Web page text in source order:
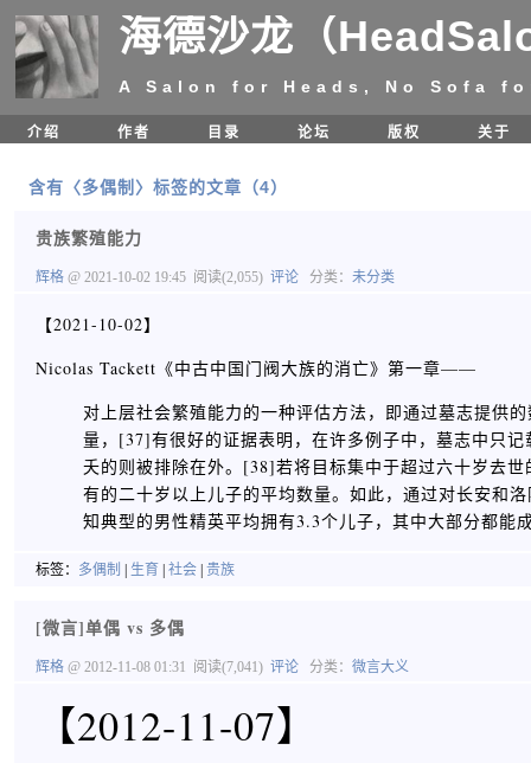
海德沙龙（
A Salon for Heads, No Sofa
介绍 作者 目录 论坛 版权 关于
含有〈多偶制〉标签的文章（4）
贵族繁殖能力
辉格 @ 2021-10-02 19:45 阅读(2,055) 评论 分类： 未分类
【2021-10-02】
Nicolas Tackett《中古中国门阀大族的消亡》第一章——
对上层社会繁殖能力的一种评估方法，即通过墓志提供
量，[37]有很好的证据表明，在许多例子中，墓志中只
夭的则被排除在外。[38]若将目标集中于超过六十岁去
有的二十岁以上儿子的平均数量。如此，通过对长安和
知典型的男性精英平均拥有3.3个儿子，其中大部分都能
标签： 多偶制 生育 社会 贵族
[微言]单偶 vs 多偶
辉格 @ 2012-11-08 01:31 阅读(7,041) 评论 分类： 微言大义
【2012-11-07】